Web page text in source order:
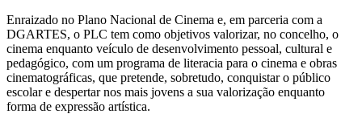
Enraizado no Plano Nacional de Cinema e, em parceria com a
DGARTES, o PLC tem como objetivos valorizar, no concelho, o
cinema enquanto veículo de desenvolvimento pessoal, cultural e
pedagógico, com um programa de literacia para o cinema e obras
cinematográficas, que pretende, sobretudo, conquistar o público
escolar e despertar nos mais jovens a sua valorização enquanto
forma de expressão artística.